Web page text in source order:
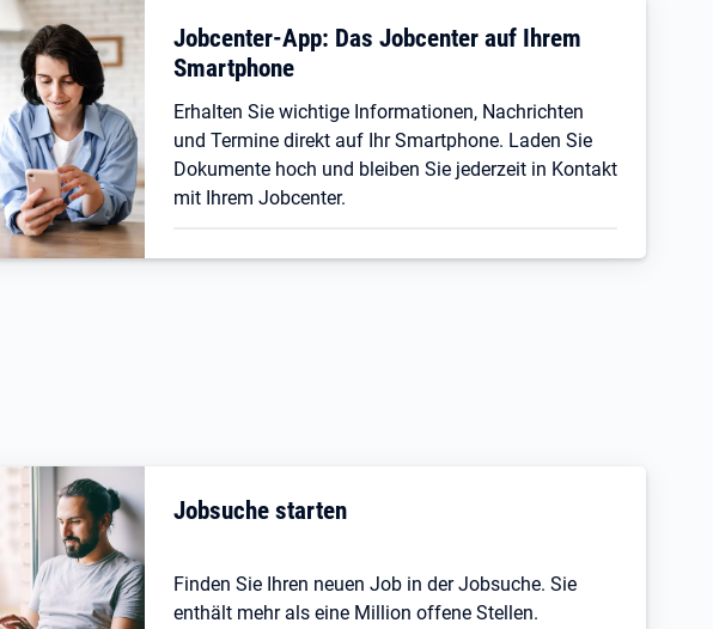
Jobcenter-App: Das Jobcenter auf Ihrem
Smartphone
Erhalten Sie wichtige Informationen, Nachrichten
und Termine direkt auf Ihr Smartphone. Laden Sie
Dokumente hoch und bleiben Sie jederzeit in Kontakt
mit Ihrem Jobcenter.
Jobsuche starten
Finden Sie Ihren neuen Job in der Jobsuche. Sie
enthält mehr als eine Million offene Stellen.